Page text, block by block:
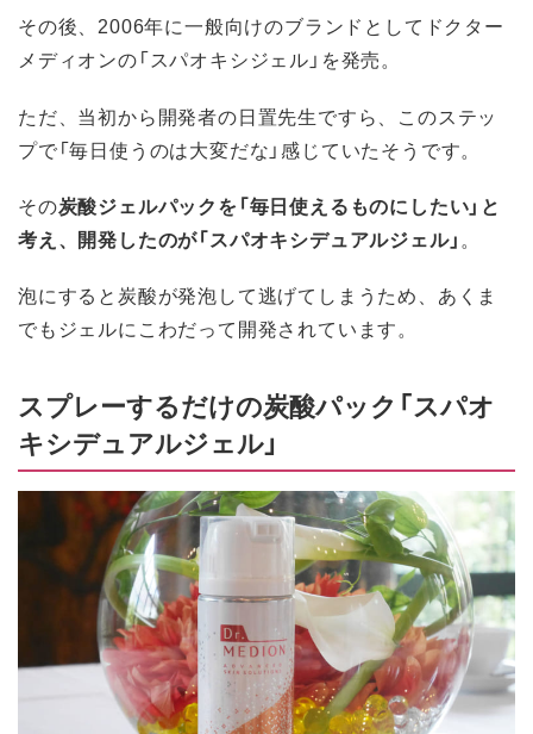
その後、2006年に一般向けのブランドとしてドクター
メディオンの「スパオキシジェル」を発売。
ただ、当初から開発者の日置先生ですら、このステッ
プで「毎日使うのは大変だな」感じていたそうです。
その炭酸ジェルパックを「毎日使えるものにしたい」と
考え、開発したのが「スパオキシデュアルジェル」 。
泡にすると炭酸が発泡して逃げてしまうため、あくま
でもジェルにこわだって開発されています。
スプレーするだけの炭酸パック「スパオ
キシデュアルジェル」